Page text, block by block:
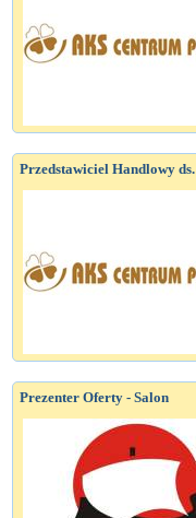
Przedstawiciel Handlowy ds.
Prezenter Oferty - Salon